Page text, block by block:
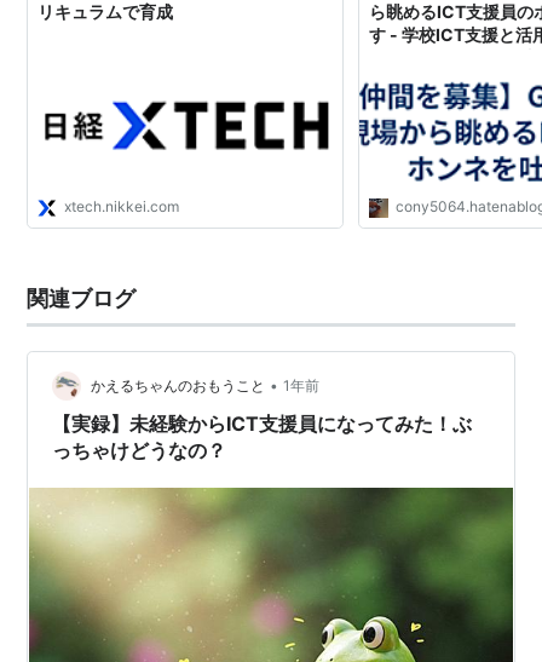
リキュラムで育成
xtech.nikkei.com
ら眺めるICT支援員の
す - 学校ICT支援と活
関連ブログ
かえるちゃんのおもうこと • 1年前
【実録】未経験からICT支援員になってみた！ぶ
っちゃけどうなの？